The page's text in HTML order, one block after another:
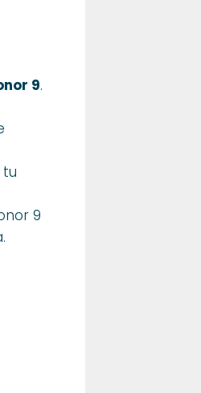
9.
9